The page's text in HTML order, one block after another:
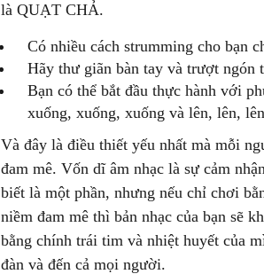
là QUẠT CHẢ.
Có nhiều cách strumming cho bạn
Hãy thư giãn bàn tay và trượt ngón
Bạn có thể bắt đầu thực hành với
xuống, xuống, xuống và lên, lên,
Và đây là điều thiết yếu nhất mà mỗi
đam mê. Vốn dĩ âm nhạc là sự cảm
biết là một phần, nhưng nếu chỉ chơi
niềm đam mê thì bản nhạc của bạn sẽ
bằng chính trái tim và nhiệt huyết của
đàn và đến cả mọi người.